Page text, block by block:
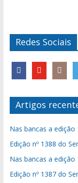
Redes Sociais
Artigos
Nas bancas a
Edição nº 1388 do
Nas bancas a
Edição nº 1387 do